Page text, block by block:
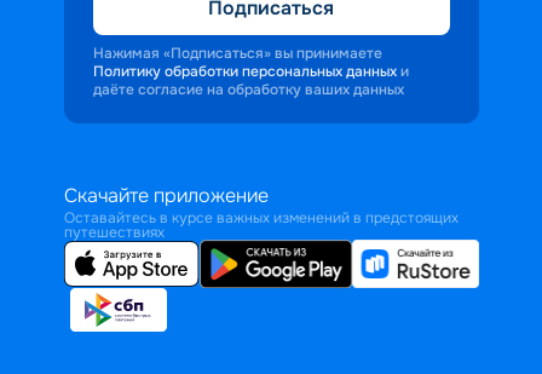
Подписаться
Нажимая «Подписаться» вы принимаете
Политику обработки персональных данных и
даёте согласие на обработку ваших данных
Скачайте приложение
Оставайтесь в курсе важных изменений в предстоящих
путешествиях